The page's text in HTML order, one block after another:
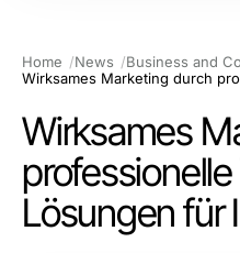
Home News
Business and
Wirksames
Lösungen für